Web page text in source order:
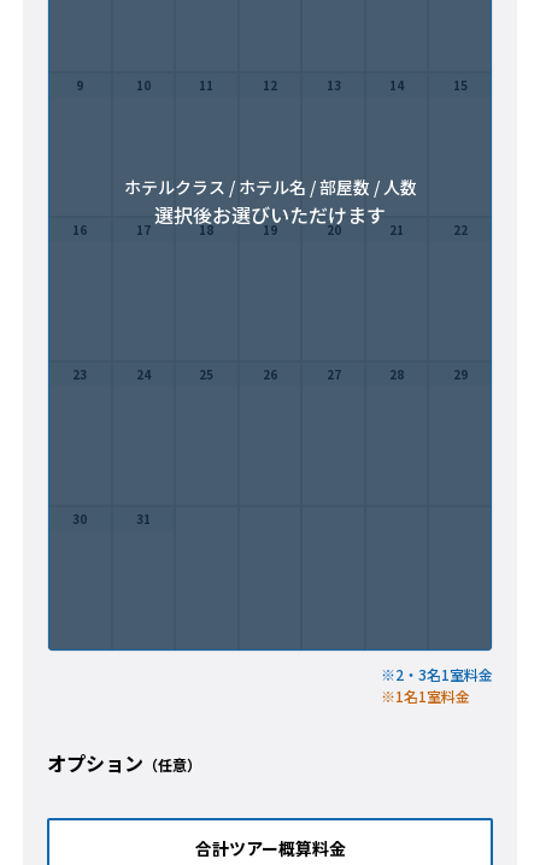
ホテルクラス / ホテル名 / 部屋数 / 人数
選択後お選びいただけます
9 10 11 12 13 14 15
16 17 18 19 20 21 22
23 24 25 26 27 28 29
30 31
※2・3名1室料金
※1名1室料金
オプション （任意）
合計ツアー概算料金